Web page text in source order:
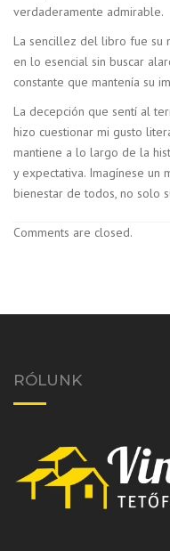
verdaderamente admirable.
La sencillez del libro fue su
en lo esencial sin buscar
constante que mantenía su
La decepción que sentí al
hizo cuestionar mi gusto
mantiene a lo largo de la
y expectativa. Imagínese un
bienestar de todos, no solo
Comments are closed.
RÓLUNK